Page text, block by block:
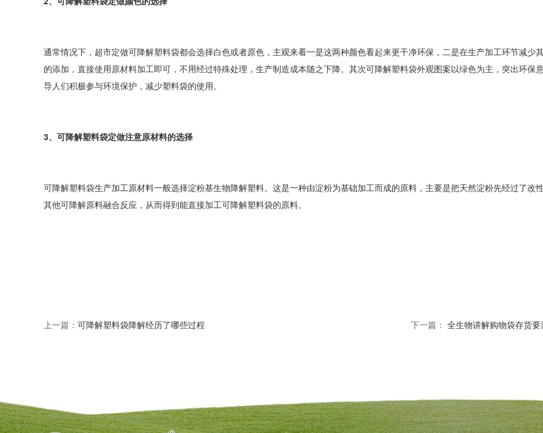
通常情况下，超市定做可降解塑料袋都会选择白色或者原色，主观来看一是这两种颜色看起来更干净环保，二是在生产加工环节减少
的添加，直接使用原材料加工即可，不用经过特殊处理，生产制造成本随之下降。其次可降解塑料袋外观图案以绿色为主，突出环保
导人们积极参与环境保护，减少塑料袋的使用。
3、可降解塑料袋定做注意原材料的选择
可降解塑料袋生产加工原材料一般选择淀粉基生物降解塑料。这是一种由淀粉为基础加工而成的原料，主要是把天然淀粉先经过了改
其他可降解原料融合反应，从而得到能直接加工可降解塑料袋的原料。
上一篇： 可降解塑料袋降解经历了哪些过程 下一篇： 全生物讲解购物袋存货